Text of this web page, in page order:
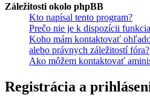
Záležitosti okolo phpBB
Kto napísal tento program?
Prečo nie je k dispozícii
Koho mám kontaktovať
alebo právnych záležitostí fóra?
Ako môžem kontaktovať
Registrácia a